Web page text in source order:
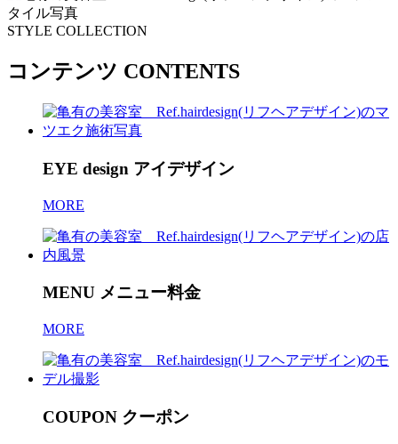
STYLE COLLECTION
コンテンツ CONTENTS
EYE design アイデザイン
MORE
MENU メニュー料金
MORE
COUPON クーポン